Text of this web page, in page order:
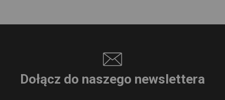
Dołącz do naszego newslettera